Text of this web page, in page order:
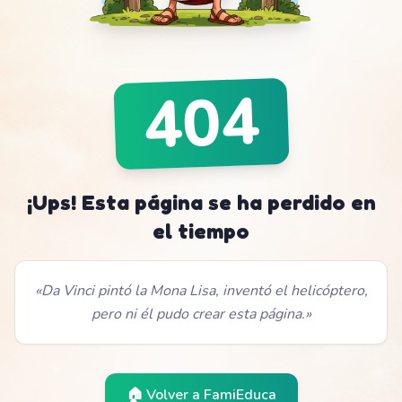
404
¡Ups! Esta página se ha perdido en
el tiempo
«Da Vinci pintó la Mona Lisa, inventó el helicóptero,
pero ni él pudo crear esta página.»
🏠 Volver a FamiEduca